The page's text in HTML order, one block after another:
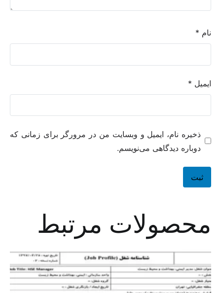
نام *
ایمیل *
ذخیره نام، ایمیل و وبسایت من در مرورگر برای زمانی که
دوباره دیدگاهی می‌نویسم.
محصولات مرتبط